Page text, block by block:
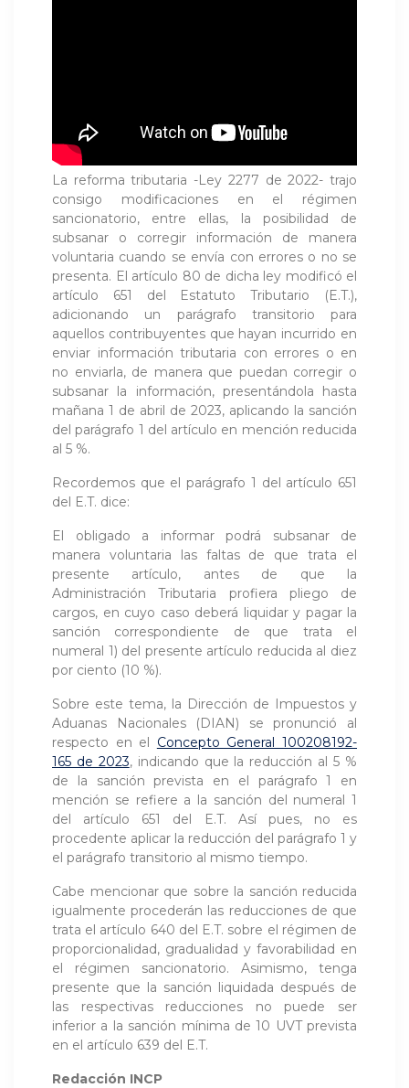
La reforma tributaria -Ley 2277 de 2022- trajo
consigo modificaciones en el régimen
sancionatorio, entre ellas, la posibilidad de
subsanar o corregir información de manera
voluntaria cuando se envía con errores o no se
presenta. El artículo 80 de dicha ley modificó el
artículo 651 del Estatuto Tributario (E.T.),
adicionando un parágrafo transitorio para
aquellos contribuyentes que hayan incurrido en
enviar información tributaria con errores o en
no enviarla, de manera que puedan corregir o
subsanar la información, presentándola hasta
mañana 1 de abril de 2023, aplicando la sanción
del parágrafo 1 del artículo en mención reducida
al 5 %.
Recordemos que el parágrafo 1 del artículo 651
del E.T. dice:
El obligado a informar podrá subsanar de
manera voluntaria las faltas de que trata el
presente artículo, antes de que la
Administración Tributaria profiera pliego de
cargos, en cuyo caso deberá liquidar y pagar la
sanción correspondiente de que trata el
numeral 1) del presente artículo reducida al diez
por ciento (10 %).
Sobre este tema, la Dirección de Impuestos y
Aduanas Nacionales (DIAN) se pronunció al
respecto en el Concepto General 100208192-
165 de 2023, indicando que la reducción al 5 %
de la sanción prevista en el parágrafo 1 en
mención se refiere a la sanción del numeral 1
del artículo 651 del E.T. Así pues, no es
procedente aplicar la reducción del parágrafo 1 y
el parágrafo transitorio al mismo tiempo.
Cabe mencionar que sobre la sanción reducida
igualmente procederán las reducciones de que
trata el artículo 640 del E.T. sobre el régimen de
proporcionalidad, gradualidad y favorabilidad en
el régimen sancionatorio. Asimismo, tenga
presente que la sanción liquidada después de
las respectivas reducciones no puede ser
inferior a la sanción mínima de 10 UVT prevista
en el artículo 639 del E.T.
Redacción INCP